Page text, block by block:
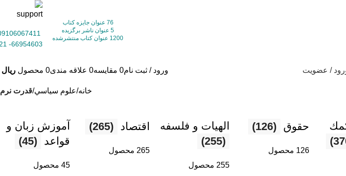
76 عنوان جایزه کتاب
5 عنوان ناشر برگزیده
1200 عنوان کتاب منتشرشده
66954603- 021
/ عضویت ورود / ثبت نام0 مقایسه0 علاقه مندی0 محصول ریال
خانه علوم سياسي قدرت نرم
حقوق (126)
126 محصول
الهیات و فلسفه
(255)
255 محصول
اقتصاد (265)
265 محصول
آموزش زبان و
قواعد (45)
45 محصول